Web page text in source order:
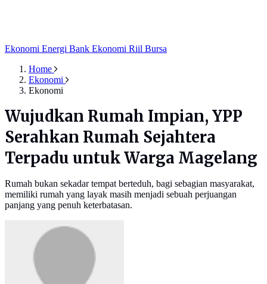
Ekonomi Energi Bank Ekonomi Riil Bursa
Home
Ekonomi
Ekonomi
Wujudkan Rumah Impian, YPP
Serahkan Rumah Sejahtera
Terpadu untuk Warga Magelang
Rumah bukan sekadar tempat berteduh, bagi sebagian masyarakat,
memiliki rumah yang layak masih menjadi sebuah perjuangan
panjang yang penuh keterbatasan.